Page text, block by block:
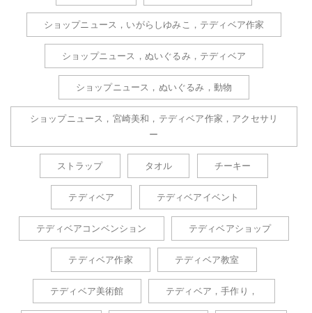
ショップニュース，いがらしゆみこ，テディベア作家
ショップニュース，ぬいぐるみ，テディベア
ショップニュース，ぬいぐるみ，動物
ショップニュース，宮崎美和，テディベア作家，アクセサリ
ー
ストラップ タオル チーキー
テディベア テディベアイベント
テディベアコンベンション テディベアショップ
テディベア作家 テディベア教室
テディベア美術館 テディベア，手作り，